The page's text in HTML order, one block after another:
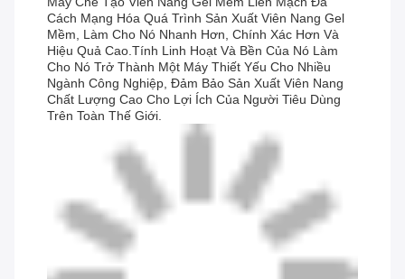
Cách Mạng Hóa Quá Trình Sản Xuất Viên Nang Gel
Mềm, Làm Cho Nó Nhanh Hơn, Chính Xác Hơn Và
Hiệu Quả Cao.Tính Linh Hoạt Và Bền Của Nó Làm
Cho Nó Trở Thành Một Máy Thiết Yếu Cho Nhiều
Ngành Công Nghiệp, Đảm Bảo Sản Xuất Viên Nang
Chất Lượng Cao Cho Lợi Ích Của Người Tiêu Dùng
Trên Toàn Thế Giới.